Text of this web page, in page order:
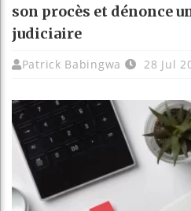
son procès et dénonce
judiciaire
Patrick Babingwa 28 Jul